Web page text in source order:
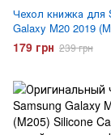
Чехол книжка для
Galaxy M20 2019
Case Ranger
179 грн 239 грн